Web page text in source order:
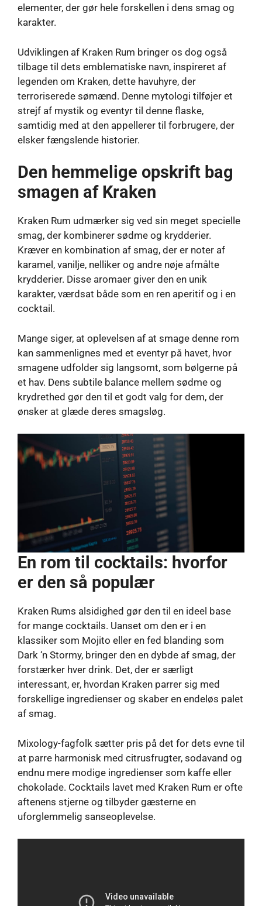
elementer, der gør hele forskellen i dens smag og
karakter.
Udviklingen af ​​Kraken Rum bringer os dog også
tilbage til dets emblematiske navn, inspireret af
legenden om Kraken, dette havuhyre, der
terroriserede sømænd. Denne mytologi tilføjer et
strejf af mystik og eventyr til denne flaske,
samtidig med at den appellerer til forbrugere, der
elsker fængslende historier.
Den hemmelige opskrift bag
smagen af ​​Kraken
Kraken Rum udmærker sig ved sin meget specielle
smag, der kombinerer sødme og krydderier.
Kræver en kombination af smag, der er noter af
karamel, vanilje, nelliker og andre nøje afmålte
krydderier. Disse aromaer giver den en unik
karakter, værdsat både som en ren aperitif og i en
cocktail.
Mange siger, at oplevelsen af ​​at smage denne rom
kan sammenlignes med et eventyr på havet, hvor
smagene udfolder sig langsomt, som bølgerne på
et hav. Dens subtile balance mellem sødme og
krydrethed gør den til et godt valg for dem, der
ønsker at glæde deres smagsløg.
En rom til cocktails: hvorfor
er den så populær
Kraken Rums alsidighed gør den til en ideel base
for mange cocktails. Uanset om den er i en
klassiker som Mojito eller en fed blanding som
Dark ‘n Stormy, bringer den en dybde af smag, der
forstærker hver drink. Det, der er særligt
interessant, er, hvordan Kraken parrer sig med
forskellige ingredienser og skaber en endeløs palet
af smag.
Mixology-fagfolk sætter pris på det for dets evne til
at parre harmonisk med citrusfrugter, sodavand og
endnu mere modige ingredienser som kaffe eller
chokolade. Cocktails lavet med Kraken Rum er ofte
aftenens stjerne og tilbyder gæsterne en
uforglemmelig sanseoplevelse.